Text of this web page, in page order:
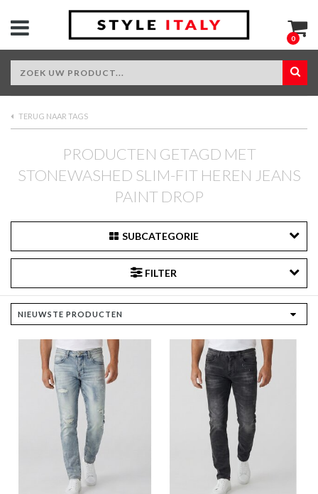
0
TERUG NAAR TAGS
PRODUCTEN GETAGD MET
STONEWASHED SLIM-FIT HEREN JEANS
PAINT DROP
SUBCATEGORIE
FILTER